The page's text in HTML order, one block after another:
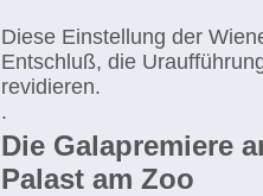
Diese Einstellung der
Entschluß, die
revidieren.
.
Die Galapremiere
Palast am Zoo